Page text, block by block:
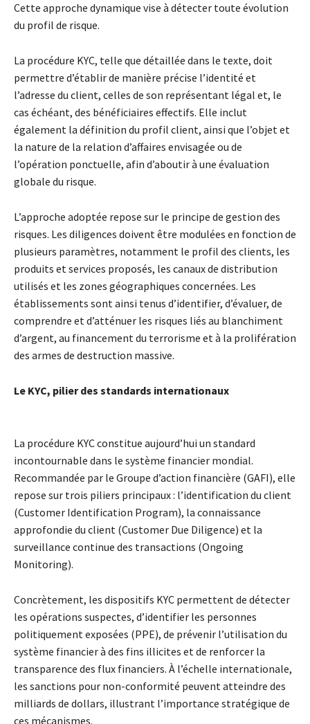
Cette approche dynamique vise à détecter toute évolution
du profil de risque.
La procédure KYC, telle que détaillée dans le texte, doit
permettre d’établir de manière précise l’identité et
l’adresse du client, celles de son représentant légal et, le
cas échéant, des bénéficiaires effectifs. Elle inclut
également la définition du profil client, ainsi que l’objet et
la nature de la relation d’affaires envisagée ou de
l’opération ponctuelle, afin d’aboutir à une évaluation
globale du risque.
L’approche adoptée repose sur le principe de gestion des
risques. Les diligences doivent être modulées en fonction de
plusieurs paramètres, notamment le profil des clients, les
produits et services proposés, les canaux de distribution
utilisés et les zones géographiques concernées. Les
établissements sont ainsi tenus d’identifier, d’évaluer, de
comprendre et d’atténuer les risques liés au blanchiment
d’argent, au financement du terrorisme et à la prolifération
des armes de destruction massive.
Le KYC, pilier des standards internationaux
La procédure KYC constitue aujourd’hui un standard
incontournable dans le système financier mondial.
Recommandée par le Groupe d’action financière (GAFI), elle
repose sur trois piliers principaux : l’identification du client
(Customer Identification Program), la connaissance
approfondie du client (Customer Due Diligence) et la
surveillance continue des transactions (Ongoing
Monitoring).
Concrètement, les dispositifs KYC permettent de détecter
les opérations suspectes, d’identifier les personnes
politiquement exposées (PPE), de prévenir l’utilisation du
système financier à des fins illicites et de renforcer la
transparence des flux financiers. À l’échelle internationale,
les sanctions pour non-conformité peuvent atteindre des
milliards de dollars, illustrant l’importance stratégique de
ces mécanismes.